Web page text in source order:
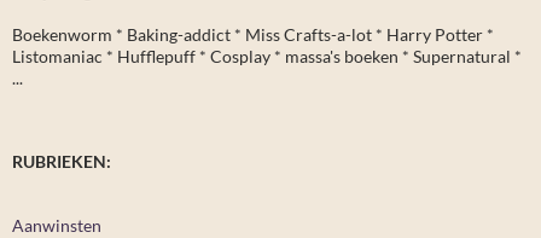
Boekenworm * Baking-addict * Miss Crafts-a-lot * Harry Potter *
Listomaniac * Hufflepuff * Cosplay * massa's boeken * Supernatural *
...
RUBRIEKEN:
Aanwinsten